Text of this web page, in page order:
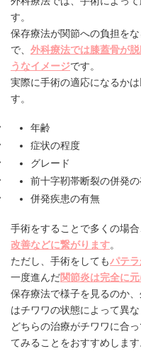
す。
保存療法が関節への負担を
で、 外科療法では膝蓋骨が
うなイメージです。
実際に手術の適応になるか
す。
年齢
症状の程度
グレード
前十字靭帯断裂の併発
併発疾患の有無
手術をすることで多くの場合
改善などに繋がります。
ただし、手術をしてもパテ
一度進んだ関節炎は完全に
保存療法で様子を見るのか
はチワワの状態によって異な
どちらの治療がチワワに合
てみることをおすすめします